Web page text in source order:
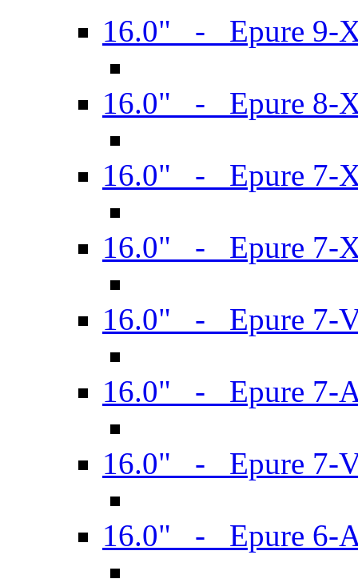
16.0" - Epure 9-
16.0" - Epure 8-
16.0" - Epure 7-
16.0" - Epure 7-
16.0" - Epure 7-
16.0" - Epure 7-
16.0" - Epure 7-
16.0" - Epure 6-